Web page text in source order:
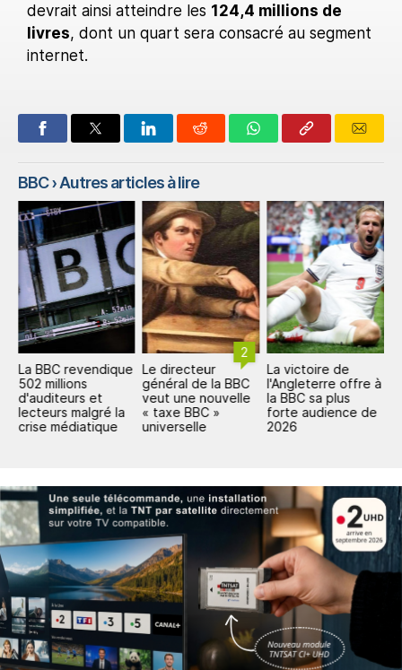
devrait ainsi atteindre les 124,4 millions de
livres, dont un quart sera consacré au segment
internet.
BBC› Autres articles à lire
La BBC revendique
502 millions
d'auditeurs et
lecteurs malgré la
crise médiatique
2
Le directeur
général de la BBC
veut une nouvelle
« taxe BBC »
universelle
La victoire de
l'Angleterre offre à
la BBC sa plus
forte audience de
2026